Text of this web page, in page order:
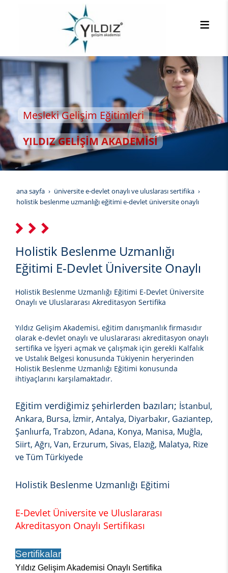
Gelişim Eğitimleri
GELİŞİM AKADEMİSİ
ana sayfa
üniversite e-devlet onaylı ve uluslarası sertifika
holistik beslenme uzmanlığı eğitimi e-devlet üniversite onaylı
Holistik Beslenme Uzmanlığı
Eğitimi E-Devlet Üniversite Onaylı
Holistik Beslenme Uzmanlığı Eğitimi E-Devlet Üniversite
Onaylı ve Uluslararası Akreditasyon Sertifika
Yıldız Gelişim Akademisi, eğitim danışmanlık firmasıdır
olarak e-devlet onaylı ve uluslararası akreditasyon onaylı
sertifika ve İşyeri açmak ve çalışmak için gerekli Kalfalık
ve Ustalık Belgesi konusunda Tükiyenin heryerinden
Holistik Beslenme Uzmanlığı Eğitimi konusunda
ihtiyaçlarını karşılamaktadır.
Eğitim verdiğimiz şehirlerden bazıları; İstanbul,
Ankara, Bursa, İzmir, Antalya, Diyarbakır, Gaziantep,
Şanlıurfa, Trabzon, Adana, Konya, Manisa, Muğla,
Siirt, Ağrı, Van, Erzurum, Sivas, Elazığ, Malatya, Rize
ve Tüm Türkiyede
Holistik Beslenme Uzmanlığı Eğitimi
E-Devlet Üniversite ve Uluslararası
Akreditasyon Onaylı Sertifikası
Sertifikalar
Yıldız Gelişim Akademisi Onaylı Sertifika